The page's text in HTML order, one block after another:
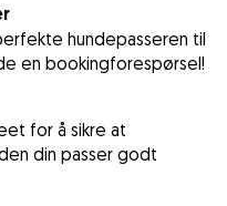
hundepasseren til
en bookingforespørsel!
for å sikre at
din passer godt